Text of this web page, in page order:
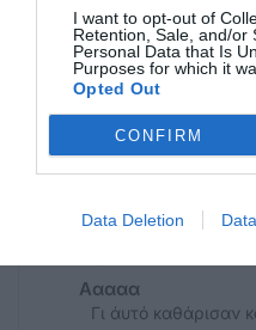
I want to opt-out of
Retention, Sale, and/or
Personal Data that Is
Purposes for which it
Opted Out
CONFIRM
Data Deletion
Ανώνυμος
01/11 - 14:05
Απορια
τόσα λεφτά
δημοσιογράφο δεν
Ανώνυμος
01/11 - 11:49
Ααααα
Γι άυτό καθάρισαν